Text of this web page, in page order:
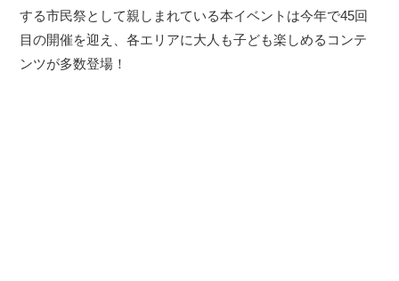
する市民祭として親しまれている本イベントは今年で45回
目の開催を迎え、各エリアに大人も子ども楽しめるコンテ
ンツが多数登場！